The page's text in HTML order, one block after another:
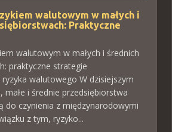
walutowym w małych i
Praktyczne
walutowym w małych i średnich
praktyczne strategie
walutowego W dzisiejszym
małe i średnie przedsiębiorstwa
do czynienia z międzynarodowymi
z tym, ryzyko...